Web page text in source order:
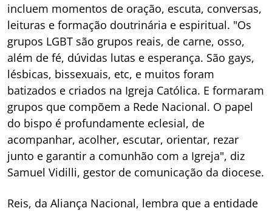
incluem momentos de oração, escuta, conversas,
leituras e formação doutrinária e espiritual. "Os
grupos LGBT são grupos reais, de carne, osso,
além de fé, dúvidas lutas e esperança. São gays,
lésbicas, bissexuais, etc, e muitos foram
batizados e criados na Igreja Católica. E formaram
grupos que compõem a Rede Nacional. O papel
do bispo é profundamente eclesial, de
acompanhar, acolher, escutar, orientar, rezar
junto e garantir a comunhão com a Igreja", diz
Samuel Vidilli, gestor de comunicação da diocese.
Reis, da Aliança Nacional, lembra que a entidade